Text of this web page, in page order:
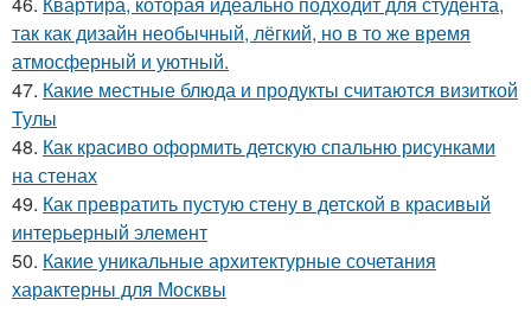
так как дизайн необычный, лёгкий, но в то же время
атмосферный и уютный.
47. Какие местные блюда и продукты считаются визиткой
Тулы
48. Как красиво оформить детскую спальню рисунками
на стенах
49. Как превратить пустую стену в детской в красивый
интерьерный элемент
50. Какие уникальные архитектурные сочетания
характерны для Москвы